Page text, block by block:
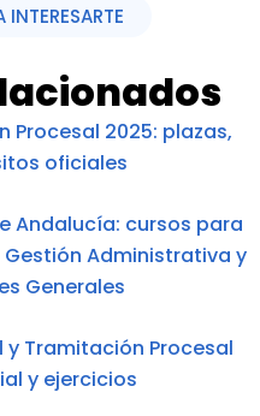
2025: plazas,
oficiales
Andalucía: cursos para
Administrativa y
Generales
y Tramitación Procesal
y ejercicios